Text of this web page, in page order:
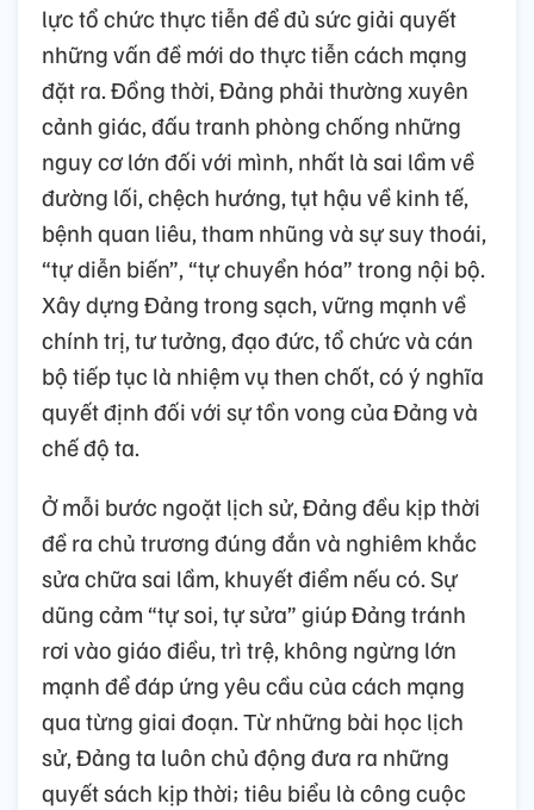
lực tổ chức thực tiễn để đủ sức giải quyết
những vấn đề mới do thực tiễn cách mạng
đặt ra. Đồng thời, Đảng phải thường xuyên
cảnh giác, đấu tranh phòng chống những
nguy cơ lớn đối với mình, nhất là sai lầm về
đường lối, chệch hướng, tụt hậu về kinh tế,
bệnh quan liêu, tham nhũng và sự suy thoái,
“tự diễn biến”, “tự chuyển hóa” trong nội bộ.
Xây dựng Đảng trong sạch, vững mạnh về
chính trị, tư tưởng, đạo đức, tổ chức và cán
bộ tiếp tục là nhiệm vụ then chốt, có ý nghĩa
quyết định đối với sự tồn vong của Đảng và
chế độ ta.
Ở mỗi bước ngoặt lịch sử, Đảng đều kịp thời
đề ra chủ trương đúng đắn và nghiêm khắc
sửa chữa sai lầm, khuyết điểm nếu có. Sự
dũng cảm “tự soi, tự sửa” giúp Đảng tránh
rơi vào giáo điều, trì trệ, không ngừng lớn
mạnh để đáp ứng yêu cầu của cách mạng
qua từng giai đoạn. Từ những bài học lịch
sử, Đảng ta luôn chủ động đưa ra những
quyết sách kịp thời; tiêu biểu là công cuộc